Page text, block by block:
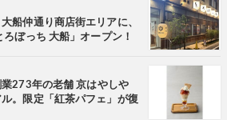
船仲通り商店街エリアに、
ぼっち 大船」オープン！
業273年の老舗 京はやしや
。限定「紅茶パフェ」が復